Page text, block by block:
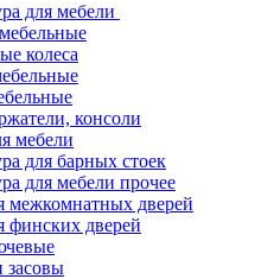
для мебели
колеса
консоли
мебели
для барных стоек
для мебели прочее
межкомнатных дверей
финских дверей